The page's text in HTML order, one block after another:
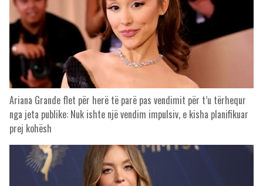
Ariana Grande flet për herë të parë pas vendimit për t’u tërhequr
nga jeta publike: Nuk ishte një vendim impulsiv, e kisha planifikuar
prej kohësh